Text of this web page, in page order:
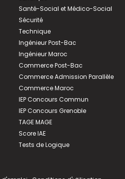
Santé-Social et Médico-Social
Sécurité
Technique
Ingénieur Post-Bac
Ingénieur Maroc
Commerce Post-Bac
Commerce Admission Parallèle
Commerce Maroc
IEP Concours Commun
IEP Concours Grenoble
TAGE MAGE
Score IAE
Tests de Logique